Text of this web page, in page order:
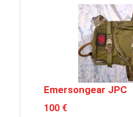
Emersongear JPC
100 €